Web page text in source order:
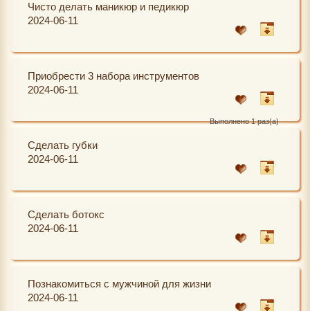
Чисто делать маникюр и педикюр
2024-06-11
Приобрести 3 набора инструментов
2024-06-11
Выполнено 1 раз(а)
Сделать губки
2024-06-11
Сделать ботокс
2024-06-11
Познакомиться с мужчиной для жизни
2024-06-11